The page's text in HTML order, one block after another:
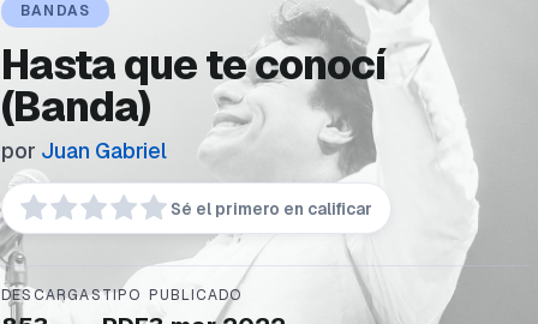
BANDAS
Hasta que te conocí
(Banda)
por Juan Gabriel
Sé el primero en calificar
DESCARGASTIPO PUBLICADO